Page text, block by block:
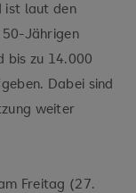
ist laut den
Jährigen
bis zu 14.000
Dabei sind
weiter
Freitag (27.